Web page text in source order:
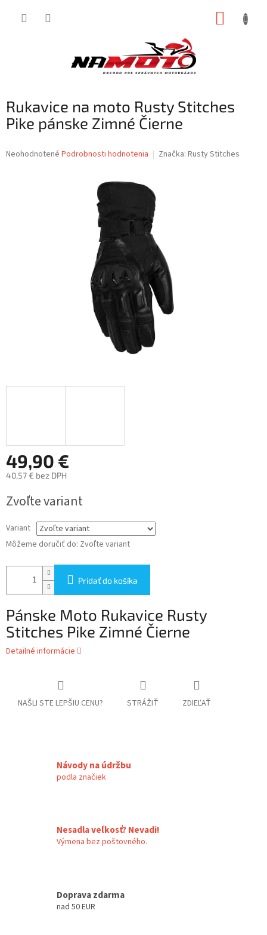
Rukavice na moto Rusty Stitches
Pike pánske Zimné Čierne
Priemerné
Neohodnotené Podrobnosti hodnotenia Značka: Rusty Stitches
49,90 €
40,57 € bez DPH
cena:
Zvoľte variant
Variant
Môžeme doručiť do: Zvoľte variant
Pridať do košíka
Pánske Moto Rukavice Rusty
Stitches Pike Zimné Čierne
Detailné informácie
NAŠLI STE LEPŠIU CENU? STRÁŽIŤ ZDIEĽAŤ
Návody na údržbu
podla značiek
Nesadla veľkosť? Nevadi!
Výmena bez poštovného.
Doprava zdarma
nad 50 EUR